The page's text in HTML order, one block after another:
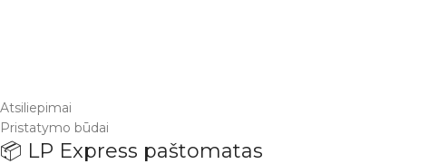
Atsiliepimai
Pristatymo būdai
📦 LP Express paštomatas